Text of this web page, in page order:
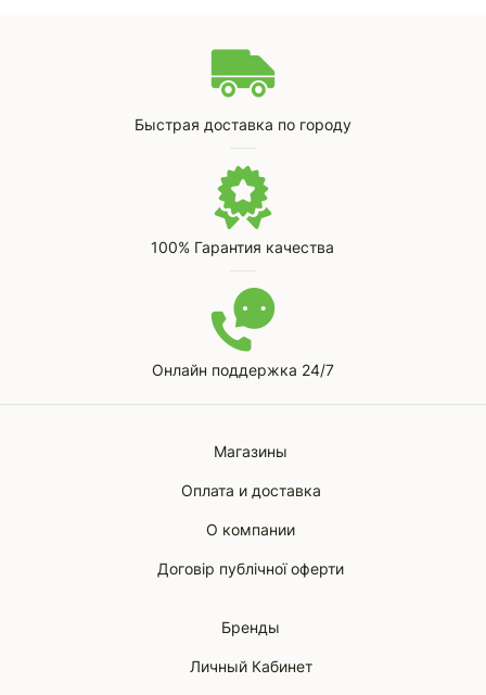
Быстрая доставка по городу
100% Гарантия качества
Онлайн поддержка 24/7
Магазины
Оплата и доставка
О компании
Договір публічної оферти
Бренды
Личный Кабинет